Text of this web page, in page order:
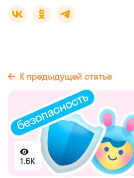
К предыдущей статье
1.6K